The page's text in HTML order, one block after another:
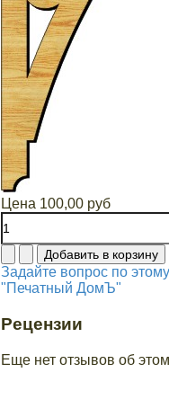
Цена 100,00 руб
Задайте вопрос по
"Печатный ДомЪ"
Рецензии
Еще нет отзывов об